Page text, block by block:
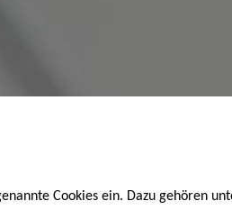
Cookies ein. Dazu gehören